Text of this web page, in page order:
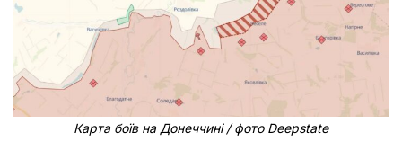
Карта боїв на Донеччині / фото Deepstate